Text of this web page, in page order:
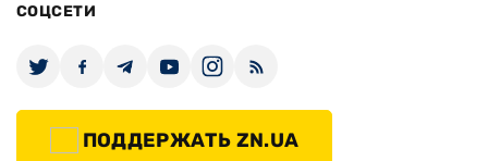
СОЦСЕТИ
ПОДДЕРЖАТЬ ZN.UA